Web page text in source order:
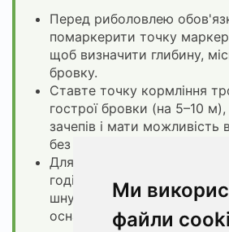
Ми
файли
Перед риболовлею
помаркерити точку
щоб визначити глибину,
бровку.
Ставте точку кормління
гострої бровки (на 5–10
зачепів і мати можливість
без зривів об дно.
Для лову в течії
годівниці (починаючи від
шнур (наприклад, Climax
оснастка трималась на